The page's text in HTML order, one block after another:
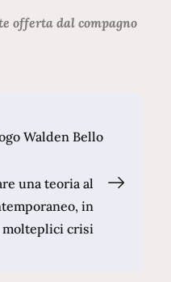
offerta dal compagno
Walden Bello
una teoria al
in
molteplici crisi